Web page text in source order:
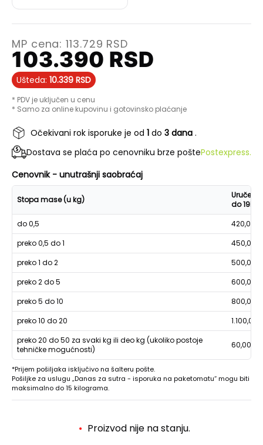
MP cena:113.729 RSD
103.390 RSD
Ušteda: 10.339 RSD
* PDV je uključen u cenu
* Samo za online kupovinu i gotovinsko plaćanje
Očekivani rok isporuke je od 1 do 3 dana .
Dostava se plaća po cenovniku brze poštePostexpress.
Cenovnik - unutrašnji saobraćaj
Stopa mase (u kg)
Uručenje
do 19h
do 0,5
420,00
preko 0,5 do 1
450,00
preko 1 do 2
500,00
preko 2 do 5
600,00
preko 5 do 10
800,00
preko 10 do 20
1.100,00
preko 20 do 50 za svaki kg ili deo kg (ukoliko postoje
tehničke mogućnosti)
60,00
*Prijem pošiljaka isključivo na šalteru pošte.
Pošiljke za uslugu „Danas za sutra - isporuka na paketomatu“ mogu biti
maksimalno do 15 kilograma.
Proizvod nije na stanju.